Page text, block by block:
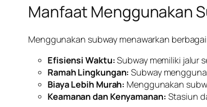
Manfaat Menggunakan
Menggunakan subway menawarkan
Efisiensi Waktu:Subway memiliki jalur
Ramah Lingkungan: Subway
Biaya Lebih Murah: Menggunakan
Keamanan dan Kenyamanan: Stasiun